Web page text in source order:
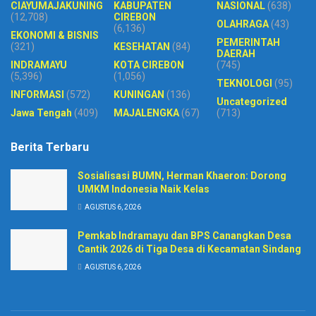
CIAYUMAJAKUNING
(12,708)
EKONOMI & BISNIS
(321)
INDRAMAYU
(5,396)
INFORMASI (572)
Jawa Tengah (409)
KABUPATEN
CIREBON
(6,136)
KESEHATAN (84)
KOTA CIREBON
(1,056)
KUNINGAN (136)
MAJALENGKA(67)
NASIONAL(638)
OLAHRAGA(43)
PEMERINTAH
DAERAH
(745)
TEKNOLOGI (95)
Uncategorized
(713)
Berita Terbaru
Sosialisasi BUMN, Herman Khaeron: Dorong
UMKM Indonesia Naik Kelas
AGUSTUS 6, 2026
Pemkab Indramayu dan BPS Canangkan Desa
Cantik 2026 di Tiga Desa di Kecamatan Sindang
AGUSTUS 6, 2026